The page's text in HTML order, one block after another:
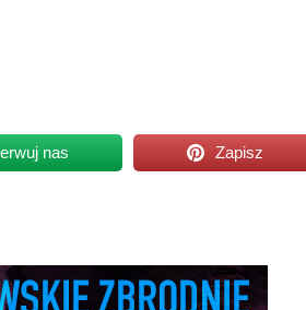
nas Zapisz